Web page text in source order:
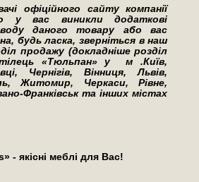
офіційного сайту компанії
у вас виникли додаткові
даного товару або вас
будь ласка, зверніться в наш
продажу (докладніше розділ
«Тюльпан» у м .Київ,
Чернігів, Вінниця, Львів,
Житомир, Черкаси, Рівне,
Франківськ та інших містах
- якісні меблі для Вас!